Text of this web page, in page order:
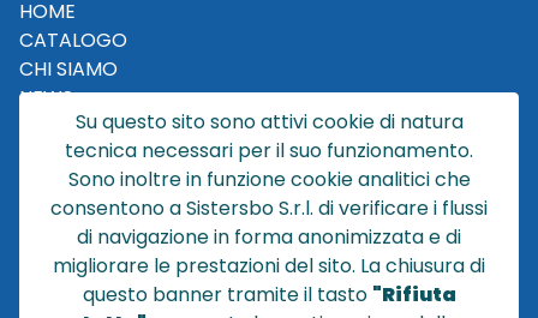
HOME
CATALOGO
CHI SIAMO
NEWS
CONTATTACI
CONDIZIONI DI VENDITA
POLICY PRIVACY
NOTE LEGALI
Cookie
Su questo sito sono attivi cookie di natura
tecnica necessari per il suo funzionamento.
Sono inoltre in funzione cookie analitici che
consentono a Sistersbo S.r.l. di verificare i flussi
di navigazione in forma anonimizzata e di
migliorare le prestazioni del sito. La chiusura di
questo banner tramite il tasto "Rifiuta